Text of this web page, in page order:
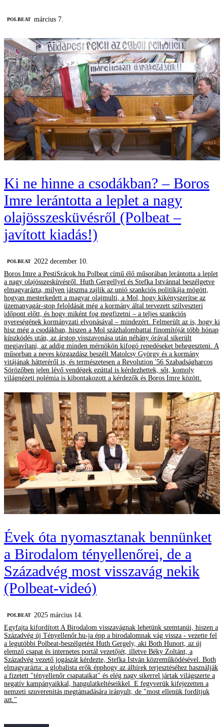
‎POLBEAT március 7.
Ki ne hinne a csodákban? – Boros
Imre lerántotta a leplet a nagy
olajösszesküvésről (Polbeat –
javított kiadás!)
‎POLBEAT
2022 december 10.
Boros Imre a PestiSrácok.hu Polbeat című élő műsorában lerántotta a leplet
a nagy olajösszesküvésről. Huth Gergellyel és Stefka Istvánnal beszélgetve
elmagyarázta, milyen játszma zajlik az unió szankciós politikája mögött,
hogyan mesterkedett a magyar olajmulti, a Mol, hogy kikényszerítse az
üzemanyagár-stop feloldását még a kormány által tervezett szilveszteri
időpont előtt, és hogy miként fog megfizetni – a teljes szankciós
nyereségének kormányzati elvonásával – mindezért. Felmerült az is, hogy ki
hisz még a csodákban, hiszen a Mol százhalombattai finomítóját több hónap
küszködés után, az árstop visszavonása után néhány órával sikerült
megjavítani, az addig minden mérnökön kifogó repedéseket behegeszteni. A
műsorban a neves közgazdász beszélt Matolcsy György és a kormány
vitájának hátteréről is, és természetesen a Revolution '56 Szabadságharcos
Sörözőben jelen lévő vendégek ezúttal is kérdezhettek, sőt, komoly
világnézeti polémia is kibontakozott a kérdezők és Boros Imre között.
Évek óta nyomasztanak bennünket
a Birodalom tényellenőrei, de a
Századvég most visszavág nekik
(Polbeat-videó)
‎POLBEAT
2025 március 14.
Egyfajta kifordított A Birodalom visszavágnak lehetünk szemtanúi, hiszen a
Századvég új Tényellenőr.hu-ja épp a birodalomnak vág vissza - vezette fel
a legutóbbi Polbeat-beszélgetést Huth Gergely, aki Both Hunort, az új
elemző csapat és internetes portál vezetőjét, illetve Béky Zoltánt, a
Századvég vezető jogászát kérdezte, Stefka István közreműködésével. Both
elmagyarázta: a globalista erők épphogy az álhírek terjesztéséhez használják
a fizetett "tényellenőr csapataikat" és elég nagy sikerrel jártak világszerte a
negatív kampányaikkal, hangulatkeltéseikkel. E fegyverük kifejezetten a
nemzeti szuverenitás megtámadására irányult, de "most ellenük fordítjuk
azt."